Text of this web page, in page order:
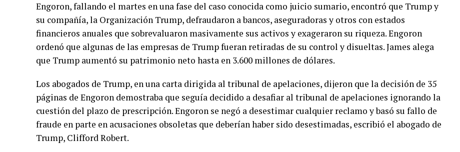
Engoron, fallando el martes en una fase del caso conocida como juicio sumario, encontró que Trump y
su compañía, la Organización Trump, defraudaron a bancos, aseguradoras y otros con estados
financieros anuales que sobrevaluaron masivamente sus activos y exageraron su riqueza. Engoron
ordenó que algunas de las empresas de Trump fueran retiradas de su control y disueltas. James alega
que Trump aumentó su patrimonio neto hasta en 3.600 millones de dólares.
Los abogados de Trump, en una carta dirigida al tribunal de apelaciones, dijeron que la decisión de 35
páginas de Engoron demostraba que seguía decidido a desafiar al tribunal de apelaciones ignorando la
cuestión del plazo de prescripción. Engoron se negó a desestimar cualquier reclamo y basó su fallo de
fraude en parte en acusaciones obsoletas que deberían haber sido desestimadas, escribió el abogado de
Trump, Clifford Robert.